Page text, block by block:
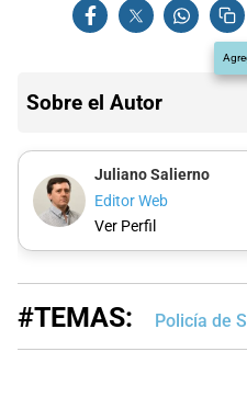
Sobre el Autor
Juliano Salierno
Editor Web
Ver Perfil
#TEMAS: Policía de